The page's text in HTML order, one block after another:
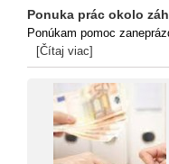
Ponuka prác okolo
Ponúkam pomoc
[Čítaj viac]